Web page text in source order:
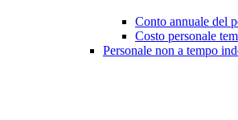
Conto annuale del
Costo personale
Personale non a tempo